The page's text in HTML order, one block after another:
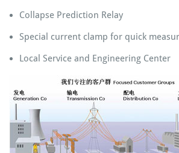
Collapse Prediction Relay
Special current clamp for quick
Local Service and Engineering Center